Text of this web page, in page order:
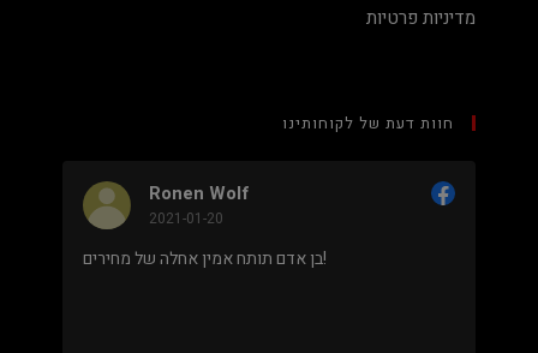
מדיניות פרטיות
חוות דעת של לקוחותינו
Ronen Wolf
2021-01-20
בן אדם תותח אמין אחלה של מחירים!